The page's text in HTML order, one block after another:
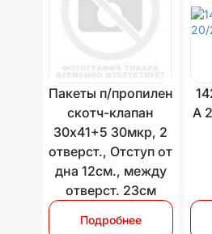
Пакеты п/пропилен
скотч-клапан
30х41+5 30мкр, 2
отверст., Отступ от
дна 12см., между
отверст. 23см
Подробнее
A